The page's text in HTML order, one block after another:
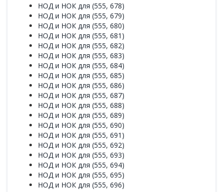
НОД и НОК для (555, 678)
НОД и НОК для (555, 679)
НОД и НОК для (555, 680)
НОД и НОК для (555, 681)
НОД и НОК для (555, 682)
НОД и НОК для (555, 683)
НОД и НОК для (555, 684)
НОД и НОК для (555, 685)
НОД и НОК для (555, 686)
НОД и НОК для (555, 687)
НОД и НОК для (555, 688)
НОД и НОК для (555, 689)
НОД и НОК для (555, 690)
НОД и НОК для (555, 691)
НОД и НОК для (555, 692)
НОД и НОК для (555, 693)
НОД и НОК для (555, 694)
НОД и НОК для (555, 695)
НОД и НОК для (555, 696)